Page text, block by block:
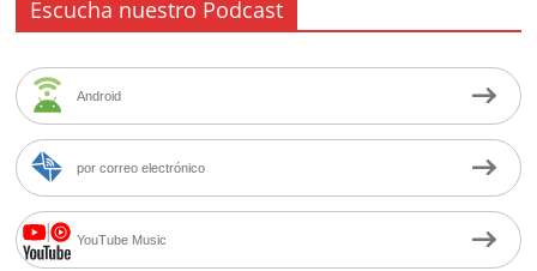
Escucha nuestro Podcast
Android
por correo electrónico
YouTube Music